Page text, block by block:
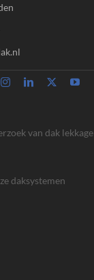
van dak lekkage
daksystemen